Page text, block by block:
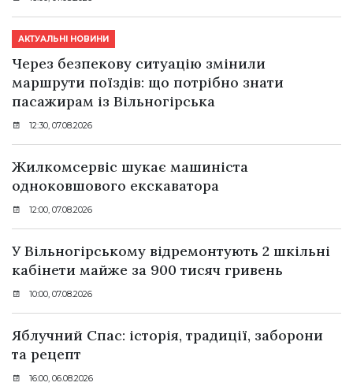
АКТУАЛЬНІ НОВИНИ
Через безпекову ситуацію змінили
маршрути поїздів: що потрібно знати
пасажирам із Вільногірська
12:30, 07.08.2026
Жилкомсервіс шукає машиніста
одноковшового екскаватора
12:00, 07.08.2026
У Вільногірському відремонтують 2 шкільні
кабінети майже за 900 тисяч гривень
10:00, 07.08.2026
Яблучний Спас: історія, традиції, заборони
та рецепт
16:00, 06.08.2026